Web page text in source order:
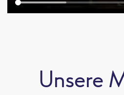
Unsere